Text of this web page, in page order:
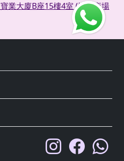
業大廈B座15樓4室 (悅來商場